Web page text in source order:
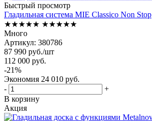
Быстрый просмотр
Гладильная система MIE Classico Non Stop
★★★★★ ★★★★★
Много
Артикул: 380786
87 990 руб./шт
112 000 руб.
-21%
Экономия 24 010 руб.
-
+
В корзину
Акция